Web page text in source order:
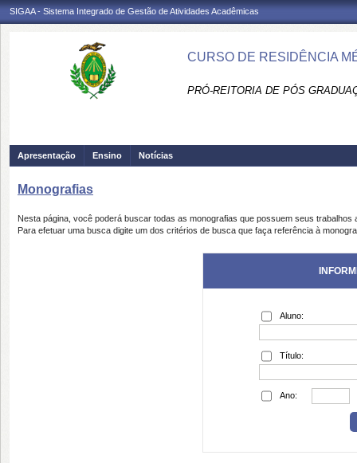
SIGAA - Sistema Integrado de Gestão de Atividades Acadêmicas
CURSO DE RESIDÊNCIA
PRÓ-REITORIA DE PÓS
Apresentação Ensino Notícias
Monografias
Nesta página, você poderá buscar todas as monografias que possuem seus trabalhos
Para efetuar uma busca digite um dos critérios de busca que faça referência à
Aluno:
Título:
Ano: